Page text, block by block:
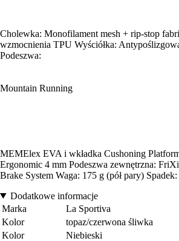
Cholewka: Monofilament mesh + rip-stop
wzmocnienia TPU Wyściółka:
Podeszwa:
Mountain Running
MEMElex EVA i wkładka Cushoning
Ergonomic 4 mm Podeszwa zewnętrzna:
Brake System Waga: 175 g (pół pary)
Dodatkowe informacje
Marka
La Sportiva
Kolor
topaz/czerwona śliwka
Kolor
Niebieski